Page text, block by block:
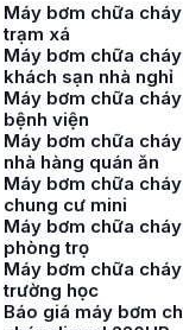
Máy bơm chữa
trạm xá
Máy bơm chữa
khách sạn nhà nghỉ
Máy bơm chữa
bệnh viện
Máy bơm chữa
nhà hàng quán ăn
Máy bơm chữa
chung cư mini
Máy bơm chữa
phòng trọ
Máy bơm chữa
trường học
Báo giá máy bơm